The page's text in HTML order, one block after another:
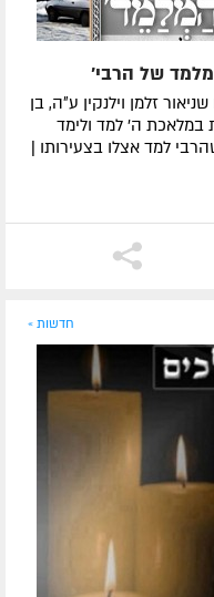
של הרבי'
זלמן וילנקין ע״ה, בן
במלאכת ה' למד ולימד
למד אצלו בצעירותו |
חדשות »